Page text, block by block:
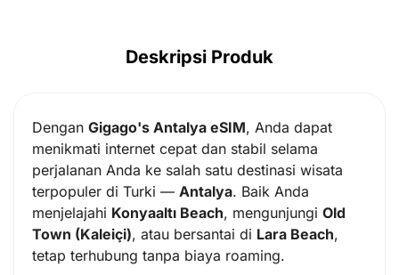
Deskripsi Produk
Dengan Gigago's Antalya eSIM, Anda dapat
menikmati internet cepat dan stabil selama
perjalanan Anda ke salah satu destinasi wisata
terpopuler di Turki — Antalya. Baik Anda
menjelajahi Konyaaltı Beach, mengunjungi Old
Town (Kaleiçi), atau bersantai di Lara Beach,
tetap terhubung tanpa biaya roaming.